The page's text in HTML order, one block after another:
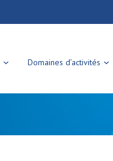
Domaines d’activités